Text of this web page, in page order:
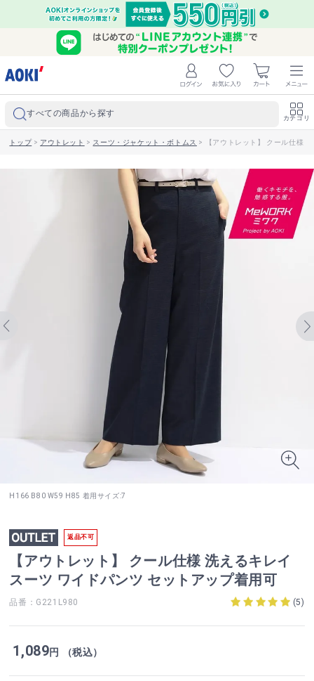
すべての商品から探す カテゴリ
トップ> アウトレット > スーツ・ジャケット・ボトムス > 【アウトレット】 クール仕様
H166 B80 W59 H85 着用サイズ:7
返品不可
【アウトレット】 クール仕様 洗えるキレイ
スーツ ワイドパンツ セットアップ着用可
品番：G221L980 (5)
1,089円 （税込）